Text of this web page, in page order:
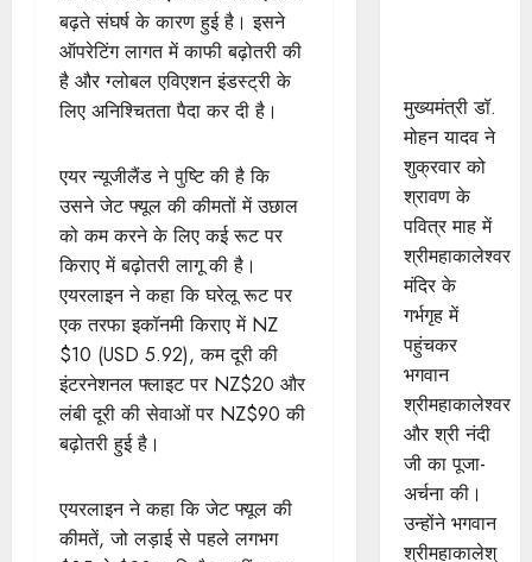
बढ़ते संघर्ष के कारण हुई है। इसने
ऑपरेटिंग लागत में काफी बढ़ोतरी की
है और ग्लोबल एविएशन इंडस्ट्री के
लिए अनिश्चितता पैदा कर दी है।
एयर न्यूजीलैंड ने पुष्टि की है कि
उसने जेट फ्यूल की कीमतों में उछाल
को कम करने के लिए कई रूट पर
किराए में बढ़ोतरी लागू की है।
एयरलाइन ने कहा कि घरेलू रूट पर
एक तरफा इकॉनमी किराए में NZ
$10 (USD 5.92), कम दूरी की
इंटरनेशनल फ्लाइट पर NZ$20 और
लंबी दूरी की सेवाओं पर NZ$90 की
बढ़ोतरी हुई है।
एयरलाइन ने कहा कि जेट फ्यूल की
कीमतें, जो लड़ाई से पहले लगभग
मुख्यमंत्री डॉ.
मोहन यादव ने
शुक्रवार को
श्रावण के
पवित्र माह में
श्रीमहाकालेश्‍वर
मंदिर के
गर्भगृह में
पहुंचकर
भगवान
श्रीमहाकालेश्‍वर
और श्री नंदी
जी का पूजा-
अर्चना की।
उन्‍होंने भगवान
श्रीमहाकालेश्